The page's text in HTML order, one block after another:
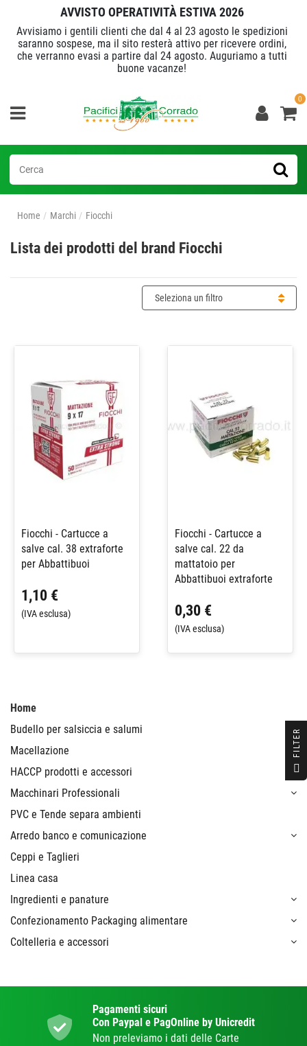
AVVISTO OPERATIVITÀ ESTIVA 2026
Avvisiamo i gentili clienti che dal 4 al 23 agosto le spedizioni
saranno sospese, ma il sito resterà attivo per ricevere ordini,
che verranno evasi a partire dal 24 agosto. Auguriamo a tutti
buone vacanze!
0
Home Marchi Fiocchi
Lista dei prodotti del brand Fiocchi
Seleziona un filtro
Fiocchi - Cartucce a
salve cal. 38 extraforte
per Abbattibuoi
1,10 €
(IVA esclusa)
Fiocchi - Cartucce a
salve cal. 22 da
mattatoio per
Abbattibuoi extraforte
0,30 €
(IVA esclusa)
Home
Budello per salsiccia e salumi
Macellazione
HACCP prodotti e accessori
Macchinari Professionali
PVC e Tende separa ambienti
Arredo banco e comunicazione
Ceppi e Taglieri
Linea casa
Ingredienti e panature
Confezionamento Packaging alimentare
Coltelleria e accessori
Pagamenti sicuri
Con Paypal e PagOnline by Unicredit
Non preleviamo i dati delle Carte
R